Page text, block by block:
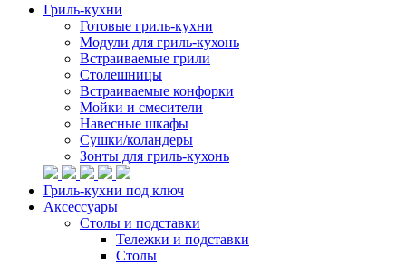
Гриль-кухни
Готовые гриль-кухни
Модули для гриль-кухонь
Встраиваемые грили
Столешницы
Встраиваемые конфорки
Мойки и смесители
Навесные шкафы
Сушки/коландеры
Зонты для гриль-кухонь
Гриль-кухни под ключ
Аксессуары
Столы и подставки
Тележки и подставки
Столы